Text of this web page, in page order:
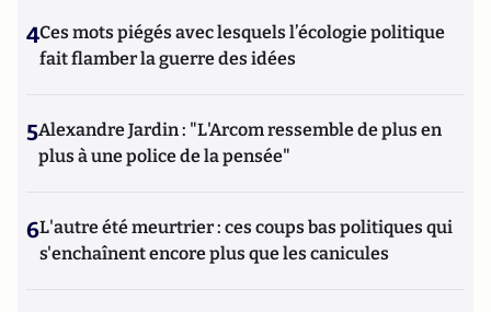
4Ces mots piégés avec lesquels l’écologie politique
fait flamber la guerre des idées
5Alexandre Jardin : "L'Arcom ressemble de plus en
plus à une police de la pensée"
6L'autre été meurtrier : ces coups bas politiques qui
s'enchaînent encore plus que les canicules